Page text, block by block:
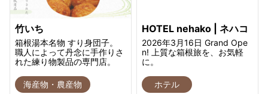
竹いち
箱根湯本名物 すり身団子。
職人によって丹念に手作りさ
れた練り物製品の専門店。
海産物・農産物
HOTEL nehako | ネハコ
2026年3月16日 Grand Ope
n! 上質な箱根旅を、お気軽
に。
ホテル